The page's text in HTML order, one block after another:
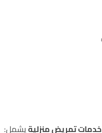
خدمات تمريض منزليةيشمل: